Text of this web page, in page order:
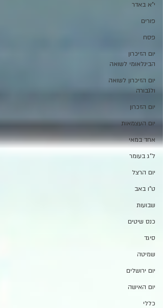
י"א באדר
פורים
פסח
יום הזיכרון
הבינלאומי לשואה
יום הזיכרון לשואה
ולגבורה
יום הזכרון
יום העצמאות
אחד במאי
ל"ג בעומר
יום הרצל
ט"ו באב
שבועות
כנס שיטים
סיגד
שמיטה
יום ירושלים
יום האישה
כללי